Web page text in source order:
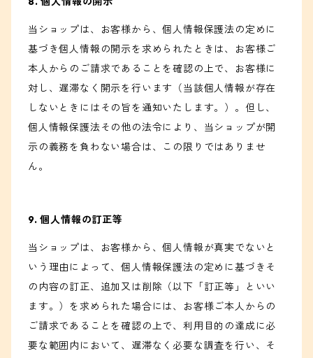
当ショップは、お客様から、個人情報保護法の定めに
基づき個人情報の開示を求められたときは、お客様ご
本人からのご請求であることを確認の上で、お客様に
対し、遅滞なく開示を行います（当該個人情報が存在
しないときにはその旨を通知いたします。）。但し、
個人情報保護法その他の法令により、当ショップが開
示の義務を負わない場合は、この限りではありませ
ん。
9. 個人情報の訂正等
当ショップは、お客様から、個人情報が真実でないと
いう理由によって、個人情報保護法の定めに基づきそ
の内容の訂正、追加又は削除（以下「訂正等」といい
ます。）を求められた場合には、お客様ご本人からの
ご請求であることを確認の上で、利用目的の達成に必
要な範囲内において、遅滞なく必要な調査を行い、そ